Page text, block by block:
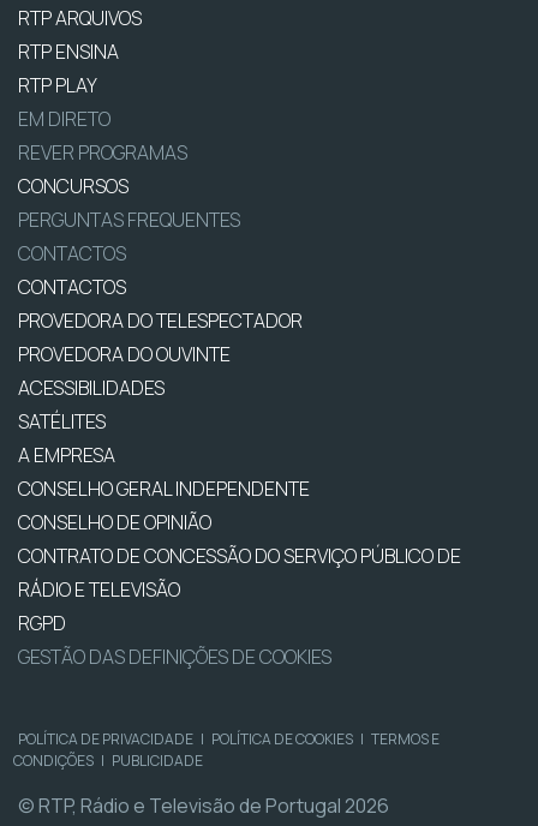
RTP ARQUIVOS
RTP ENSINA
RTP PLAY
EM DIRETO
REVER PROGRAMAS
CONCURSOS
PERGUNTAS FREQUENTES
CONTACTOS
CONTACTOS
PROVEDORA DO TELESPECTADOR
PROVEDORA DO OUVINTE
ACESSIBILIDADES
SATÉLITES
A EMPRESA
CONSELHO GERAL INDEPENDENTE
CONSELHO DE OPINIÃO
CONTRATO DE CONCESSÃO DO SERVIÇO PÚBLICO DE
RÁDIO E TELEVISÃO
RGPD
GESTÃO DAS DEFINIÇÕES DE COOKIES
POLÍTICA DE PRIVACIDADE | POLÍTICA DE COOKIES | TERMOS E
CONDIÇÕES | PUBLICIDADE
© RTP, Rádio e Televisão de Portugal 2026